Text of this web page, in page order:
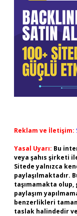
Reklam ve İletişim:
Yasal Uyarı: Bu
veya şahıs şirketi
Sitede yalnızca
paylaşılmaktadır.
taşımamakta
paylaşım
benzerlikleri
taslak halindedir